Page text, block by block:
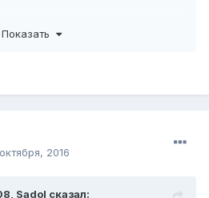
Показать
2016
Sadol сказал: